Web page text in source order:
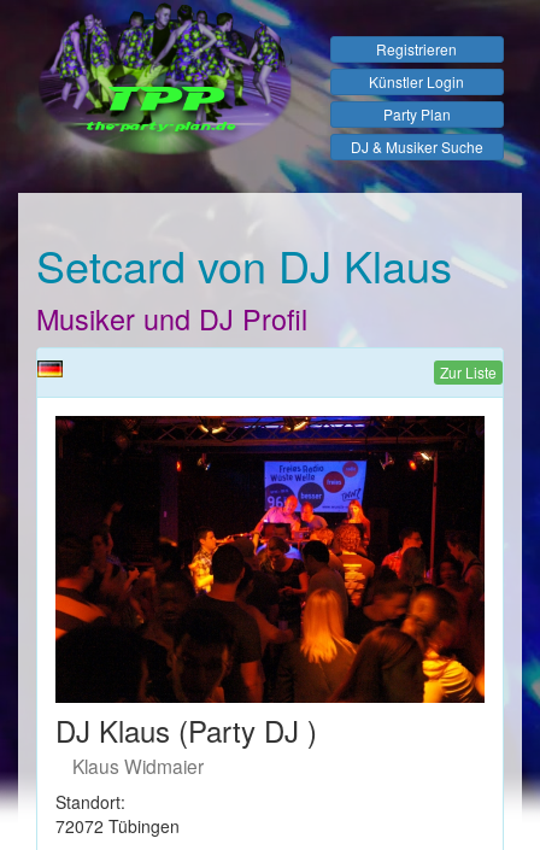
Registrieren
Künstler Login
Party Plan
DJ & Musiker Suche
Setcard von DJ Klaus
Musiker und DJ Profil
Zur Liste
DJ Klaus (Party DJ )
Klaus Widmaier
Standort:
72072 Tübingen